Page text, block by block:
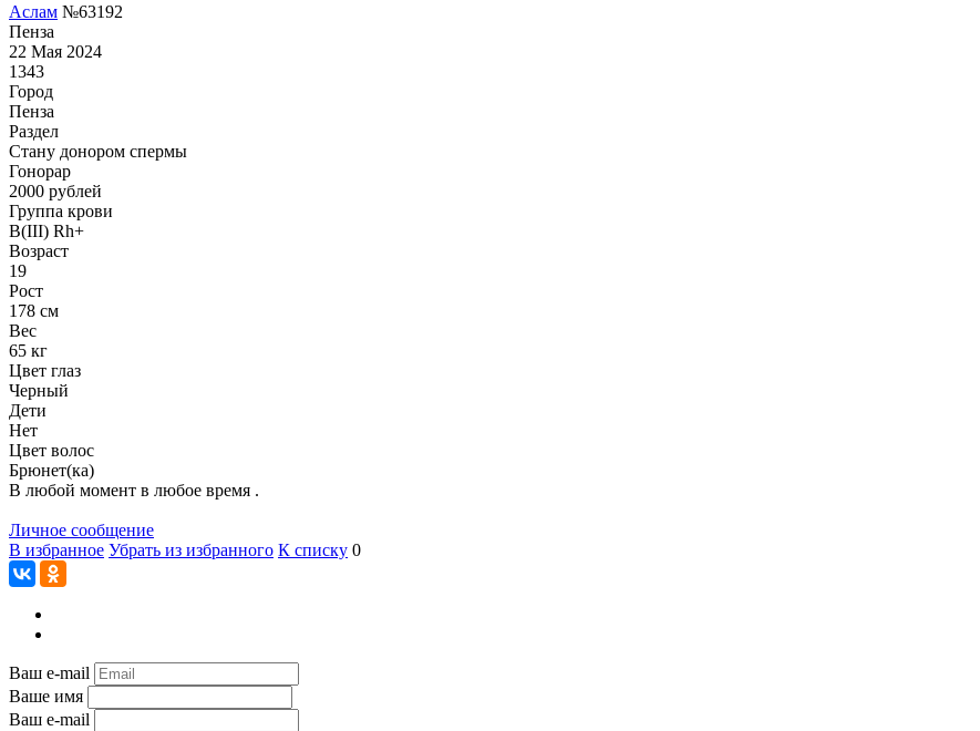
Аслам №63192
Пенза
22 Мая 2024
1343
Город
Пенза
Раздел
Стану донором спермы
Гонoрар
2000 рублей
Группа крови
B(III) Rh+
Возраст
19
Рост
178 см
Вес
65 кг
Цвет глаз
Черный
Дети
Нет
Цвет волос
Брюнет(ка)
В любой момент в любое время .
Личное сообщение
В избранное Убрать из избранного К списку 0
Ваш e-mail
Ваше имя
Ваш e-mail